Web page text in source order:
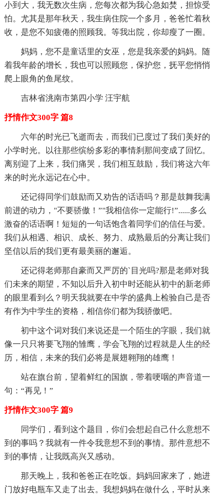
小到大，我无数次生病，您每次都为我心急如焚，担惊受
怕。尤其是那年秋天，我生病住院一个多月，爸爸忙着秋
收，是您不知疲倦的照顾我。等我出院，你却瘦了一圈。
妈妈，您不是童话里的女巫，您是我亲爱的妈妈。随
着我年龄的增长，我也可以照顾您，保护您，抚平您悄悄
爬上眼角的鱼尾纹。
吉林省洮南市第四小学 汪宇航
抒情作文300字 篇8
六年的时光已飞逝而去，而我们已度过了我们美好的
小学时光。以往那些缤纷多彩的事情刹那间变成了回忆。
离别迎了上来，我们痛哭，我们相互鼓励，我们将这六年
来的时光永远记在心中。
还记得同学们鼓励而又劝告的话语吗？那是鼓舞我满
前进的动力，"不要骄傲！”"我相信你一定能行!”......多么
激奋的话语啊！短短的一句话饱含着同学们的信任与爱。
我们从相遇、相识、成长、努力、成熟最后的分离让我们
坚信以后的我们更有最美丽的邂逅。
还记得老师那自豪而又严厉的`目光吗?那是老师对我
们未来的期望，不知以后升入初中时还能从初中的新老师
的眼里看到么？明天我就要在中学的盛典上检验自己是否
有作为中学生的资格，相信你们都为我骄傲吧。
初中这个词对我们来说还是一个陌生的字眼，我们就
像一只只将要飞翔的雏鹰，学会飞翔的过程就是人生的经
历，相信，未来的我们必将是展翅翱翔的雄鹰！
站在旗台前，望着鲜红的国旗，带着哽咽的声音道一
句：“再见！”
抒情作文300字 篇9
同学们，看到这个题目，你们会想起自己什么意想不
到的事吗？我就有一件令我意想不到的事情。那件意想不
到的事情，让我既高兴又感动。
那天晚上，我和爸爸正在吃饭。妈妈回家来了，她进
门放好电瓶车又走了出去。我想妈妈在做什么，平时从来